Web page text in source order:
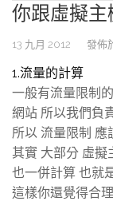
你跟虛擬主
13 九月 2012 發佈
1.流量的計算
一般有流量限制
網站 所以我們負
所以 流量限制 應
其實 大部分 虛擬
也一併計算 也就
這樣你還覺得合